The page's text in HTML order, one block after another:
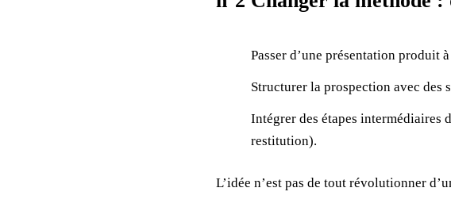
Passer d’une présentation produit
Structurer la prospection avec des
Intégrer des étapes intermédiaires
restitution).
L’idée n’est pas de tout révolutionner